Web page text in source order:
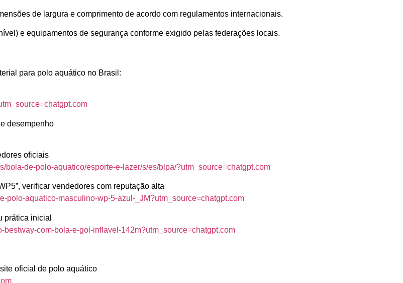
de largura e comprimento de acordo com regulamentos internacionais.
e equipamentos de segurança conforme exigido pelas federações locais.
para polo aquático no Brasil:
desempenho
oficiais
de-polo-aquatico/esporte-e-lazer/s/es/blpa/?utm_source=chatgpt.com
verificar vendedores com reputação alta
polo-aquatico-masculino-wp-5-azul-_JM?utm_source=chatgpt.com
prática inicial
com-bola-e-gol-inflavel-142m?utm_source=chatgpt.com
oficial de polo aquático